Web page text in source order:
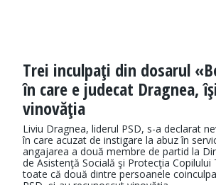
Trei inculpaţi din dosarul
în care e judecat Dragnea,
vinovăţia
Liviu Dragnea, liderul PSD, s-a declarat
în care acuzat de instigare la abuz în
angajarea a două membre de partid la
de Asistenţă Socială şi Protecţia Copilului
toate că două dintre persoanele